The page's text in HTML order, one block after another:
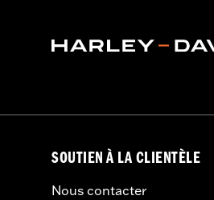
Dans la boîte:Pare-brise
SOUTIEN À LA CLIENTÈLE
Nous contacter